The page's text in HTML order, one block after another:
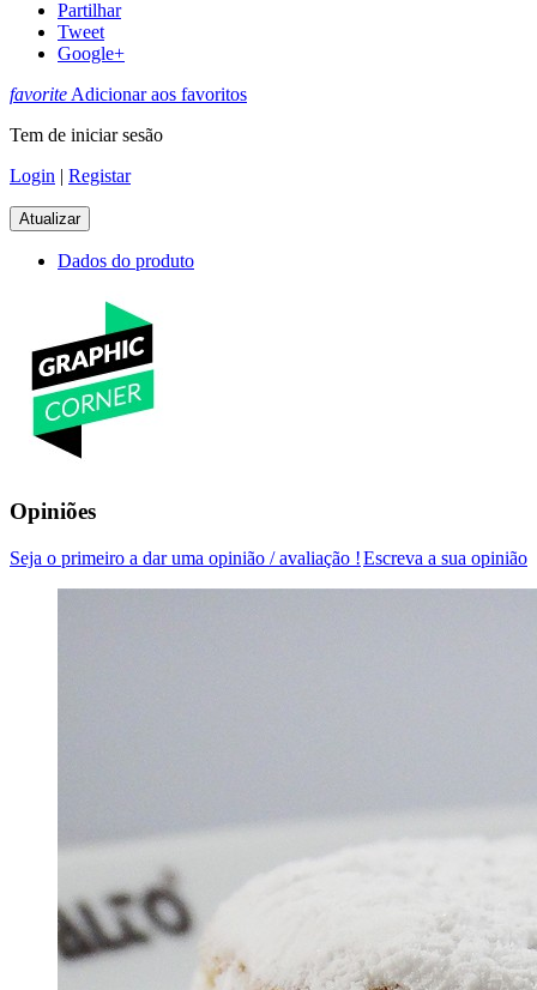
Partilhar
Tweet
Google+
favoriteAdicionar aos favoritos
Tem de iniciar sesão
Login | Registar
Dados do produto
Opiniões
Escreva a sua opinião
Seja o primeiro a dar uma opinião / avaliação !